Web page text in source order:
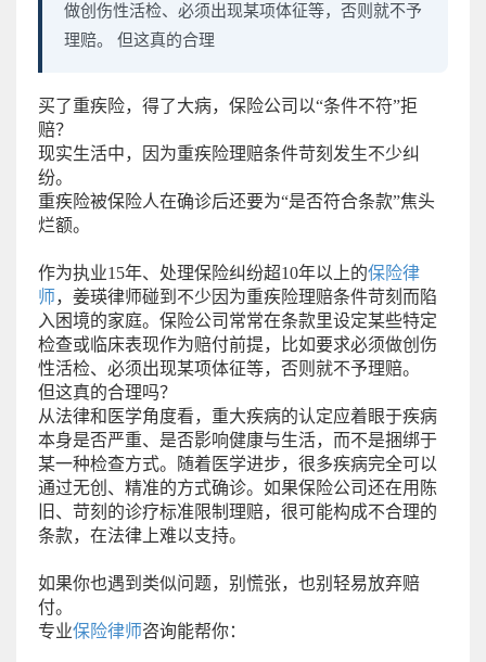
做创伤性活检、必须出现某项体征等，否则就不予
理赔。 但这真的合理
买了重疾险，得了大病，保险公司以“条件不符”拒
赔？
现实生活中，因为重疾险理赔条件苛刻发生不少纠
纷。
重疾险被保险人在确诊后还要为“是否符合条款”焦头
烂额。
作为执业15年、处理保险纠纷超10年以上的保险律
师，姜瑛律师碰到不少因为重疾险理赔条件苛刻而陷
入困境的家庭。保险公司常常在条款里设定某些特定
检查或临床表现作为赔付前提，比如要求必须做创伤
性活检、必须出现某项体征等，否则就不予理赔。
但这真的合理吗？
从法律和医学角度看，重大疾病的认定应着眼于疾病
本身是否严重、是否影响健康与生活，而不是捆绑于
某一种检查方式。随着医学进步，很多疾病完全可以
通过无创、精准的方式确诊。如果保险公司还在用陈
旧、苛刻的诊疗标准限制理赔，很可能构成不合理的
条款，在法律上难以支持。
如果你也遇到类似问题，别慌张，也别轻易放弃赔
付。
专业保险律师咨询能帮你：